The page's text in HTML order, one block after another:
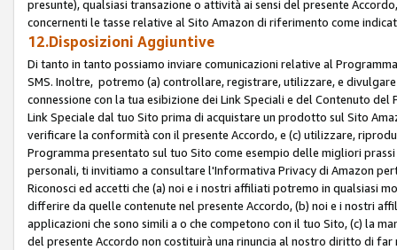
presunte), qualsiasi transazione o attività ai sensi del presente
concernenti le tasse relative al Sito Amazon di riferimento come
12.Disposizioni Aggiuntive
Di tanto in tanto possiamo inviare comunicazioni relative al
SMS. Inoltre, potremo (a) controllare, registrare, utilizzare, e
connessione con la tua esibizione dei Link Speciali e del Contenuto
Link Speciale dal tuo Sito prima di acquistare un prodotto sul Sito
verificare la conformità con il presente Accordo, e (c) utilizzare,
Programma presentato sul tuo Sito come esempio delle migliori
personali, ti invitiamo a consultare l'Informativa Privacy di Amazon
Riconosci ed accetti che (a) noi e i nostri affiliati potremo in qualsiasi
differire da quelle contenute nel presente Accordo, (b) noi e i nostri
applicazioni che sono simili a o che competono con il tuo Sito, (c) la
del presente Accordo non costituirà una rinuncia al nostro diritto di